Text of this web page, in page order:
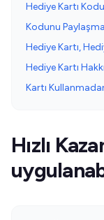
Hediye Kartı
Kodunu
Hediye Kartı,
Hediye Kartı
Kartı
Hızlı